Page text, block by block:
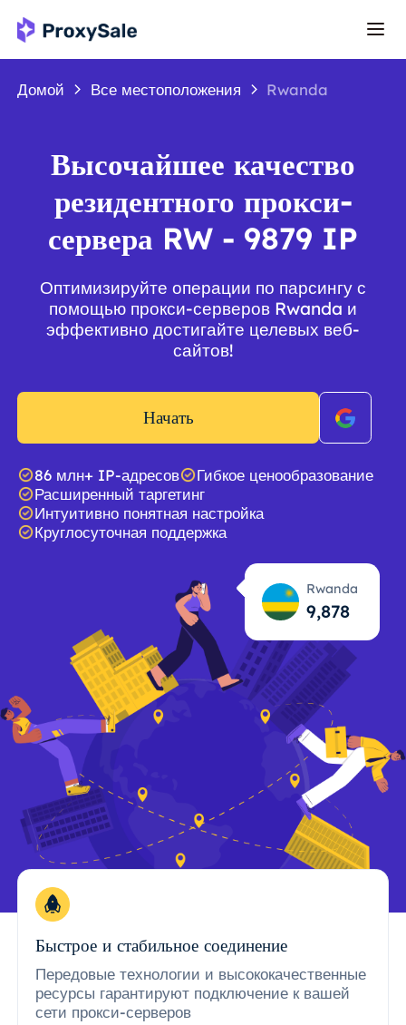
Домой Все местоположения Rwanda
Высочайшее качество
резидентного прокси-
сервера RW - 9879 IP
Оптимизируйте операции по парсингу с
помощью прокси-серверов Rwanda и
эффективно достигайте целевых веб-
сайтов!
Начать
86 млн+ IP-адресов
Гибкое ценообразование
Расширенный таргетинг
Интуитивно понятная настройка
Круглосуточная поддержка
Rwanda
9,879
Быстрое и стабильное соединение
Передовые технологии и высококачественные
ресурсы гарантируют подключение к вашей
сети прокси-серверов